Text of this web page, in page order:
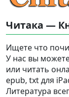
Читака —
Ищете что
У нас вы
или читать
epub, txt для
Литература